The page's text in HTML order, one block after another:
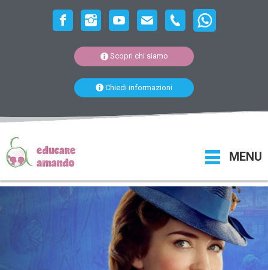
Scopri chi siamo
Chiedi informazioni
MENU